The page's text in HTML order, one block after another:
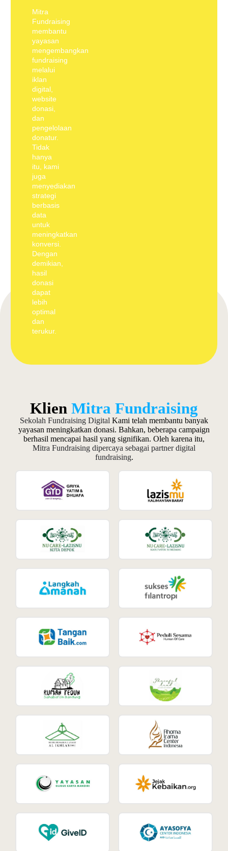
Mitra
Fundraising
membantu
yayasan
mengembangkan
fundraising
melalui
iklan
digital,
website
donasi,
dan
pengelolaan
donatur.
Tidak
hanya
itu, kami
juga
menyediakan
strategi
berbasis
data
untuk
meningkatkan
konversi.
Dengan
demikian,
hasil
donasi
dapat
lebih
optimal
dan
terukur.
Klien Mitra Fundraising
Sekolah Fundraising Digital Kami telah membantu banyak
yayasan meningkatkan donasi. Bahkan, beberapa campaign
berhasil mencapai hasil yang signifikan. Oleh karena itu,
Mitra Fundraising dipercaya sebagai partner digital
fundraising.